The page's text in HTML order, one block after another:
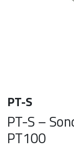
PT-S
PT-S –
PT100